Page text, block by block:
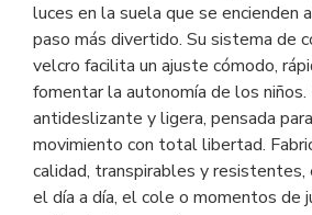
luces en la suela que se encienden
paso más divertido. Su sistema de
velcro facilita un ajuste cómodo,
fomentar la autonomía de los
antideslizante y ligera, pensada
movimiento con total libertad.
calidad, transpirables y resistentes,
el día a día, el cole o momentos de